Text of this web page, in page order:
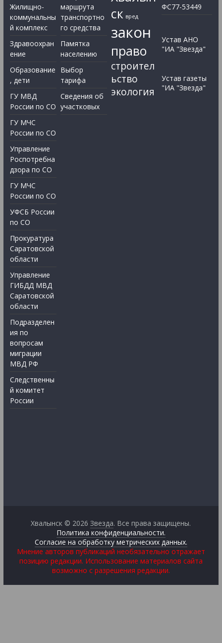
Жилищно-
коммунальны
й комплекс
Здравоохран
ение
Образование
, дети
ГУ МВД
России по СО
ГУ МЧС
России по СО
Управление
Роспотребна
дзора по СО
ГУ МЧС
России по СО
УФСБ России
по СО
Прокуратура
Саратовской
области
Управление
ГИБДД МВД
Саратовской
области
Подразделен
ия по
вопросам
миграции
МВД РФ
Следственны
й комитет
России
маршрута
транспортно
го средства
Памятка
населению
Выбор
тарифа
Сведения об
участковых
ск вред
закон
право
строител
ьство
экология
ФС77-53449
Устав АНО
"ИА "Звезда"
Устав газеты
"ИА "Звезда"
Хвалынск © 2026Звезда. Все права защищены.
Политика конфиденциальности.
Согласие на обработку метрических данных.
Мнение авторов публикаций необязательно отражает
позицию редакции. Использование материалов сайта
возможно с разрешения редакции.